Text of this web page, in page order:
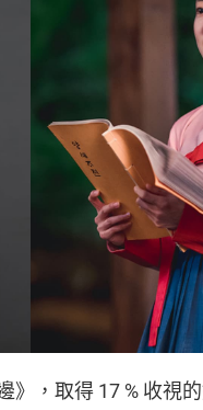
》，取得 17 % 收視